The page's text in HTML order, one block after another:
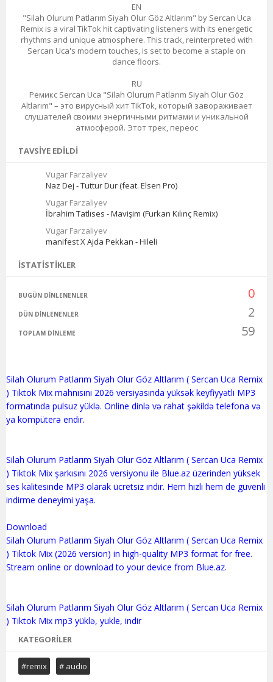
EN
"Silah Olurum Patlarım Siyah Olur Göz Altlarım" by Sercan Uca
Remix is a viral TikTok hit captivating listeners with its energetic
rhythms and unique atmosphere. This track, reinterpreted with
Sercan Uca's modern touches, is set to become a staple on
dance floors.
RU
Ремикс Sercan Uca "Silah Olurum Patlarım Siyah Olur Göz
Altlarım" – это вирусный хит TikTok, который завораживает
слушателей своими энергичными ритмами и уникальной
атмосферой. Этот трек, переос
TAVSIYE EDILDI
Vugar Farzaliyev
Naz Dej - Tuttur Dur (feat. Elsen Pro)
Vugar Farzaliyev
İbrahim Tatlıses - Mavişim (Furkan Kılınç Remix)
Vugar Farzaliyev
manifest X Ajda Pekkan - Hileli
İSTATISTIKLER
BUGÜN DINLENENLER 0
DÜN DINLENENLER 2
TOPLAM DINLEME 59
Silah Olurum Patlarım Siyah Olur Göz Altlarım ( Sercan Uca Remix
) Tiktok Mix mahnısını 2026 versiyasında yüksək keyfiyyətli MP3
formatında pulsuz yüklə. Online dinlə və rahat şəkildə telefona və
ya kompüterə endir.
Silah Olurum Patlarım Siyah Olur Göz Altlarım ( Sercan Uca Remix
) Tiktok Mix şarkısını 2026 versiyonu ile Blue.az üzerinden yüksek
ses kalitesinde MP3 olarak ücretsiz indir. Hem hızlı hem de güvenli
indirme deneyimi yaşa.
Download
Silah Olurum Patlarım Siyah Olur Göz Altlarım ( Sercan Uca Remix
) Tiktok Mix (2026 version) in high-quality MP3 format for free.
Stream online or download to your device from Blue.az.
Silah Olurum Patlarım Siyah Olur Göz Altlarım ( Sercan Uca Remix
KATEGORILER
#remix # audio